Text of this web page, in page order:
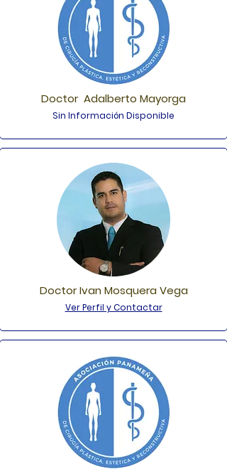
Doctor Adalberto Mayorga
Sin Información Disponible
Doctor Ivan Mosquera Vega
Ver Perfil y Contactar